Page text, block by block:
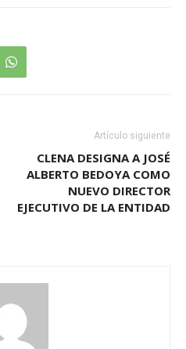
Artículo siguiente
CLENA DESIGNA A JOSÉ
ALBERTO BEDOYA COMO
NUEVO DIRECTOR
EJECUTIVO DE LA ENTIDAD